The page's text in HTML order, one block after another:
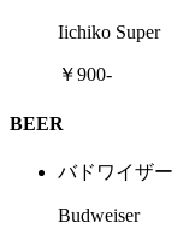
Iichiko Super
￥900-
BEER
バドワイザー
Budweiser